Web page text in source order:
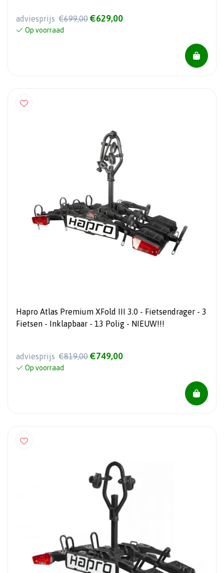
adviesprijs €699,00 €629,00
Op voorraad
Hapro Atlas Premium XFold III 3.0 - Fietsendrager - 3
Fietsen - Inklapbaar - 13 Polig - NIEUW!!!
adviesprijs €819,00 €749,00
Op voorraad